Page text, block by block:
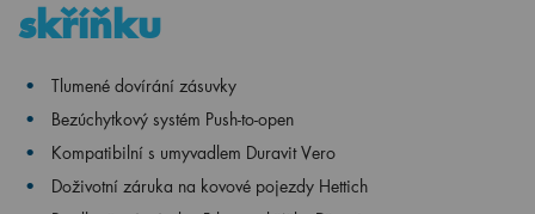
skříňku
Tlumené dovírání zásuvky
Bezúchytkový systém Push-to-open
Kompatibilní s umyvadlem Duravit Vero
Doživotní záruka na kovové pojezdy Hettich